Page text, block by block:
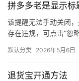
媒
体
社
拼多多老是显示标
该提醒无法手动关闭
存在违规，可点击“忽
默认分类 2026年5月6日
退货宝开通方法